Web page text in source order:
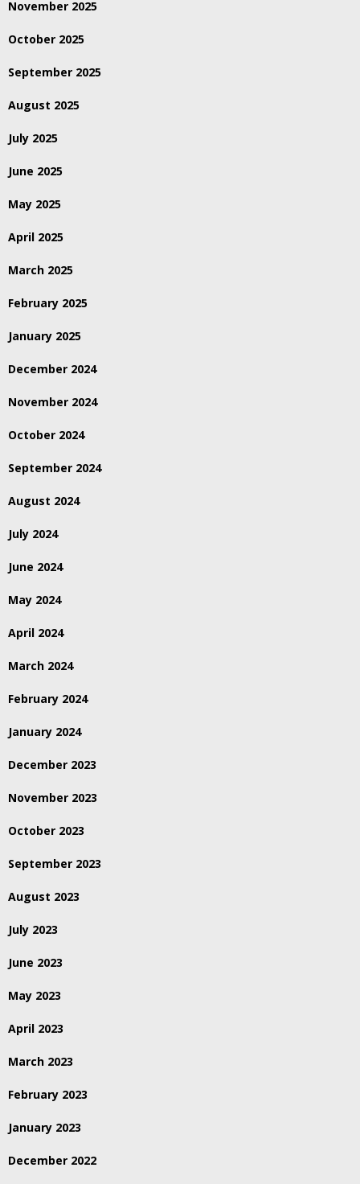
November 2025
October 2025
September 2025
August 2025
July 2025
June 2025
May 2025
April 2025
March 2025
February 2025
January 2025
December 2024
November 2024
October 2024
September 2024
August 2024
July 2024
June 2024
May 2024
April 2024
March 2024
February 2024
January 2024
December 2023
November 2023
October 2023
September 2023
August 2023
July 2023
June 2023
May 2023
April 2023
March 2023
February 2023
January 2023
December 2022